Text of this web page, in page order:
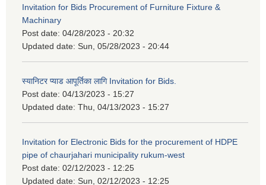
Invitation for Bids Procurement of Furniture Fixture &
Machinary
Post date: 04/28/2023 - 20:32
Updated date: Sun, 05/28/2023 - 20:44
स्यानिटर प्याड आपूर्तिका लागि Invitation for Bids.
Post date: 04/13/2023 - 15:27
Updated date: Thu, 04/13/2023 - 15:27
Invitation for Electronic Bids for the procurement of HDPE
pipe of chaurjahari municipality rukum-west
Post date: 02/12/2023 - 12:25
Updated date: Sun, 02/12/2023 - 12:25